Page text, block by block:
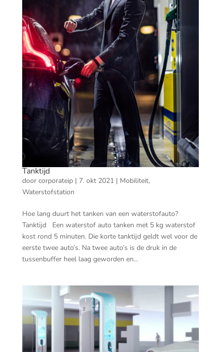
Tanktijd
door corporateip| 7. okt 2021| Mobiliteit,
Waterstofstation
Hoe lang duurt het tanken van een waterstofauto?
Tanktijd Een waterstof auto tanken met 5 kg waterstof
kost rond 5 minuten. Die korte tanktijd geldt wel voor de
eerste twee auto’s. Na twee auto’s is de druk in de
tussenbuffer heel laag geworden en...